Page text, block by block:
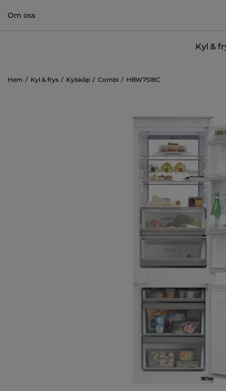
Om oss
Kyl &
Hem Kyl & frys Kylskåp Combi HBW7518C